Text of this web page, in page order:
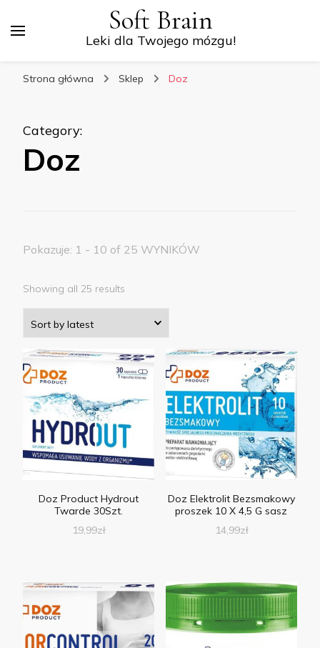
Soft Brain
Leki dla Twojego mózgu!
Strona główna Sklep Doz
Category:
Doz
Pokazuje: 1 - 10 of 25 WYNIKÓW
Showing all 25 results
Doz Product Hydrout
Twarde 30Szt.
19,99zł
Doz Elektrolit Bezsmakowy
proszek 10 X 4,5 G sasz
14,99zł